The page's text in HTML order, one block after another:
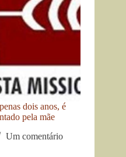
dois anos, é
pela mãe
Um comentário